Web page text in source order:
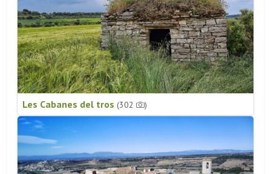
Les Cabanes del tros (302 )